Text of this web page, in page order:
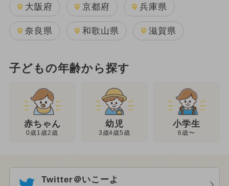
大阪府 京都府 兵庫県
奈良県 和歌山県 滋賀県
子どもの年齢から探す
赤ちゃん
0歳1歳2歳
幼児
3歳4歳5歳
小学生
6歳〜
Twitter＠いこーよ